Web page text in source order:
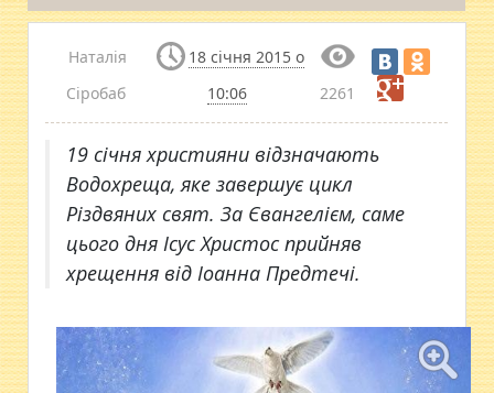
Наталія
Сіробаб
18 січня 2015 о
10:06
2261
19 січня християни відзначають
Водохреща, яке завершує цикл
Різдвяних свят. За Євангелієм, саме
цього дня Ісус Христос прийняв
хрещення від Іоанна Предтечі.